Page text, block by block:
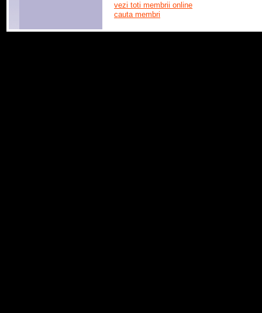
vezi toti membrii online
cauta membri